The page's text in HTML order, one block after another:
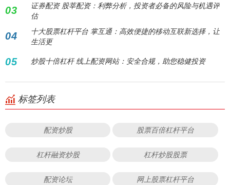
03
证券配资 股莘配资：利弊分析，投资者必备的风险与机遇评
估
04
十大股票杠杆平台 掌互通：高效便捷的移动互联新选择，让
生活更
05 炒股十倍杠杆 线上配资网站：安全合规，助您稳健投资
标签列表
配资炒股 股票百倍杠杆平台
杠杆融资炒股 杠杆炒股股票
配资论坛 网上股票杠杆平台